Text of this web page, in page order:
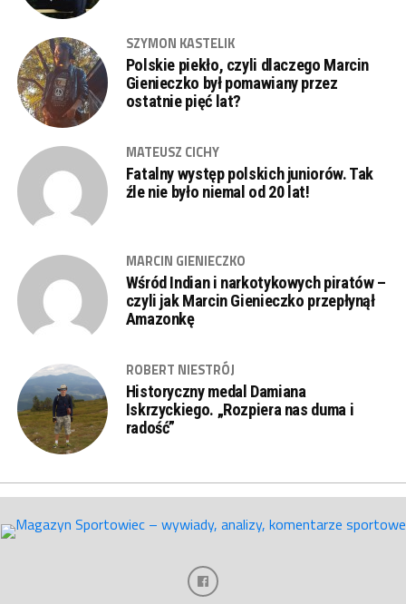
SZYMON KASTELIK
Polskie piekło, czyli dlaczego Marcin
Gienieczko był pomawiany przez
ostatnie pięć lat?
MATEUSZ CICHY
Fatalny występ polskich juniorów. Tak
źle nie było niemal od 20 lat!
MARCIN GIENIECZKO
Wśród Indian i narkotykowych piratów –
czyli jak Marcin Gienieczko przepłynął
Amazonkę
ROBERT NIESTRÓJ
Historyczny medal Damiana
Iskrzyckiego. „Rozpiera nas duma i
radość”